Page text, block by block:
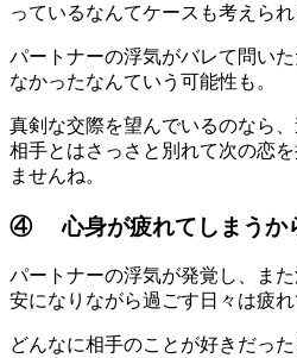
っているなんてケースも考えられ
パートナーの浮気がバレて問い
なかったなんていう可能性も。
真剣な交際を望んでいるのなら
相手とはさっさと別れて次の恋
ませんね。
④ 心身が疲れてしまうか
パートナーの浮気が発覚し、ま
安になりながら過ごす日々は疲れ
どんなに相手のことが好きだっ